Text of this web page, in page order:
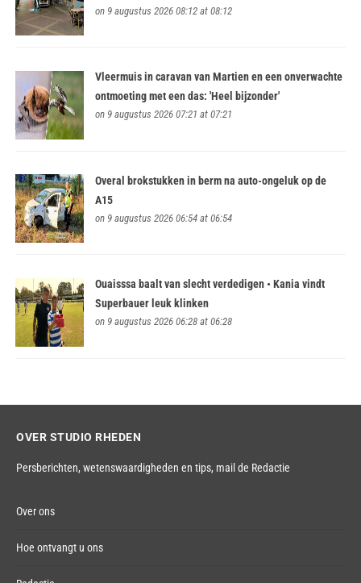
on 9 augustus 2026 08:12 at 08:12
Vleermuis in caravan van Martien en een onverwachte
ontmoeting met een das: 'Heel bijzonder'
on 9 augustus 2026 07:21 at 07:21
Overal brokstukken in berm na auto-ongeluk op de
A15
on 9 augustus 2026 06:54 at 06:54
Ouaisssa baalt van slecht verdedigen • Kania vindt
Superbauer leuk klinken
on 9 augustus 2026 06:28 at 06:28
OVER STUDIO RHEDEN
Persberichten, wetenswaardigheden en tips, mail de Redactie
Over ons
Hoe ontvangt u ons